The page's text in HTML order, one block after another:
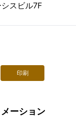
スビル7F
印刷
ーション